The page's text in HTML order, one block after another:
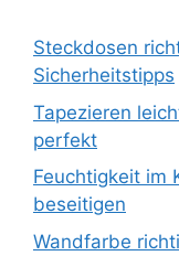
Steckdosen
Sicherheitstipps
Tapezieren
perfekt
Feuchtigkeit im
beseitigen
Wandfarbe